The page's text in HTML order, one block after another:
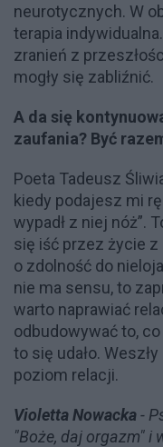
neurotycznych. W
terapia
zranień z
mogły się zabliźnić.
A da się
zaufania? Być
Poeta Tadeusz
kiedy podajesz mi
wypadł z niej nóż”.
się iść przez życie
o zdolność do
nie ma sensu, to
warto naprawiać
odbudowywać to,
to się udało.
poziom relacji.
Violetta Nowacka-
"Boże, daj orgazm" i